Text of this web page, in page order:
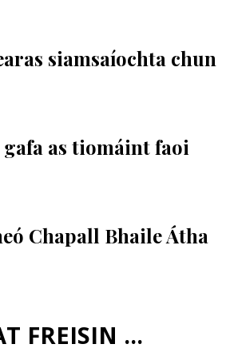
siamsaíochta chun
gafa as tiomáint faoi
Chapall Bhaile Átha
FREISIN ...